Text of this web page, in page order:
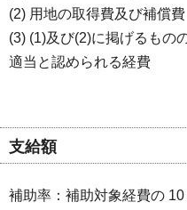
(2) 用地の取得費及び補償費
(3) (1)及び(2)に掲げるもの
適当と認められる経費
支給額
補助率：補助対象経費の